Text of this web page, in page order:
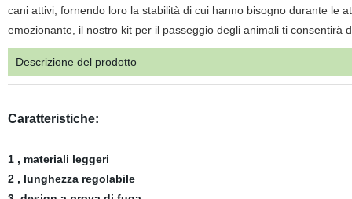
cani attivi, fornendo loro la stabilità di cui hanno bisogno durante le
emozionante, il nostro kit per il passeggio degli animali ti
Descrizione del prodotto
Caratteristiche:
1 , materiali leggeri
2 , lunghezza regolabile